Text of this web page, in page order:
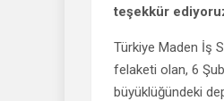
teşekkür
Türkiye Maden İş
felaketi olan, 6
büyüklüğündeki